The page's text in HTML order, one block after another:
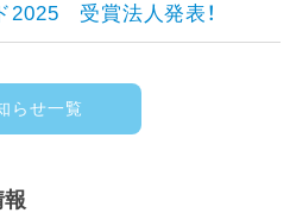
2025 受賞法人発表！
らせ一覧